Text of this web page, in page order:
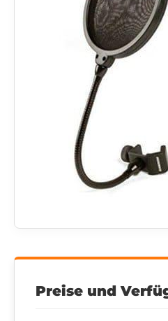
Preise und